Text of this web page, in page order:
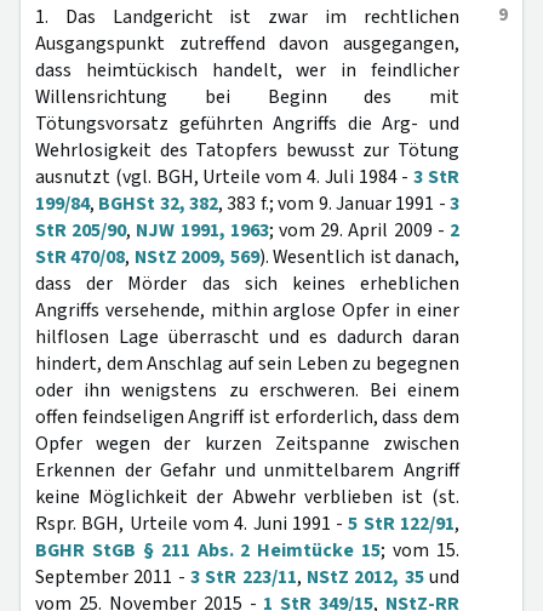
9
1. Das Landgericht ist zwar im rechtlichen
Ausgangspunkt zutreffend davon ausgegangen,
dass heimtückisch handelt, wer in feindlicher
Willensrichtung bei Beginn des mit
Tötungsvorsatz geführten Angriffs die Arg- und
Wehrlosigkeit des Tatopfers bewusst zur Tötung
ausnutzt (vgl. BGH, Urteile vom 4. Juli 1984 -3 StR
199/84, BGHSt 32, 382, 383 f.; vom 9. Januar 1991 -3
StR 205/90, NJW 1991, 1963; vom 29. April 2009 - 2
StR 470/08, NStZ 2009, 569). Wesentlich ist danach,
dass der Mörder das sich keines erheblichen
Angriffs versehende, mithin arglose Opfer in einer
hilflosen Lage überrascht und es dadurch daran
hindert, dem Anschlag auf sein Leben zu begegnen
oder ihn wenigstens zu erschweren. Bei einem
offen feindseligen Angriff ist erforderlich, dass dem
Opfer wegen der kurzen Zeitspanne zwischen
Erkennen der Gefahr und unmittelbarem Angriff
keine Möglichkeit der Abwehr verblieben ist (st.
Rspr. BGH, Urteile vom 4. Juni 1991 -5 StR 122/91,
BGHR StGB § 211 Abs. 2 Heimtücke 15; vom 15.
September 2011 - 3 StR 223/11, NStZ 2012, 35und
vom 25. November 2015 - 1 StR 349/15, NStZ-RR